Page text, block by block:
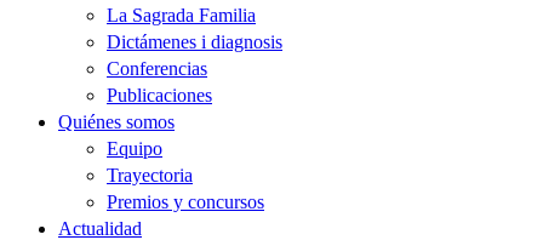
La Sagrada Familia
Dictámenes i diagnosis
Conferencias
Publicaciones
Quiénes somos
Equipo
Trayectoria
Premios y concursos
Actualidad